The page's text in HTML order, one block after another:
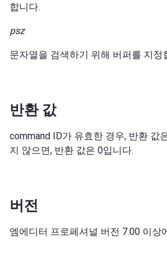
합니다.
psz
문자열을 검색하기 위해 버퍼를 지정
반환 값
command ID가 유효한 경우, 반환 값
지 않으면, 반환 값은 0입니다.
버전
엠에디터 프로페셔널 버전 7.00 이상